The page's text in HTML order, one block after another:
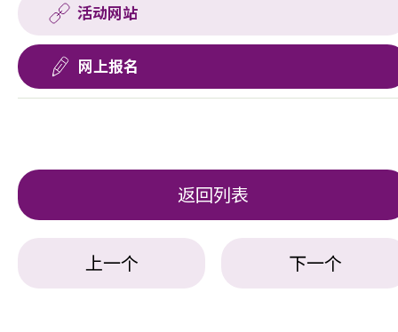
活动网站
网上报名
返回列表
上一个 下一个